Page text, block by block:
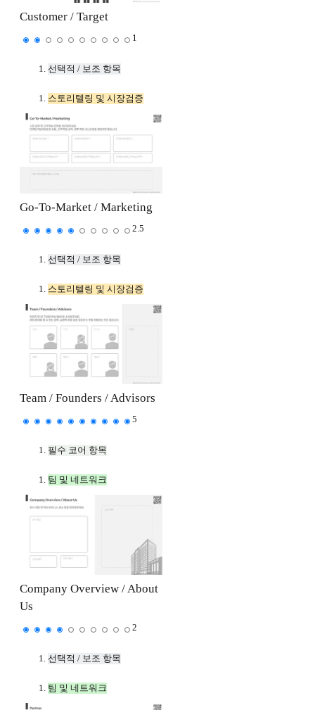
Customer / Target
1
선택적 / 보조 항목
스토리텔링 및 시장검증
Go-To-Market / Marketing
2.5
선택적 / 보조 항목
스토리텔링 및 시장검증
Team / Founders / Advisors
5
필수 코어 항목
팀 및 네트워크
Company Overview / About
Us
2
선택적 / 보조 항목
팀 및 네트워크